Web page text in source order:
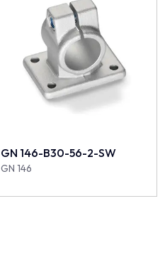
GN 146-B30-56-2-SW
GN 146